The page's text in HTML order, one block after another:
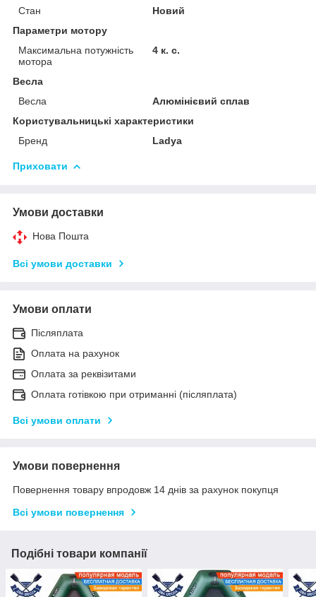
Стан
Новий
Параметри мотору
Максимальна потужність
мотора
4 к. с.
Весла
Весла
Алюмінієвий сплав
Користувальницькі характеристики
Бренд
Ladya
Приховати
Умови доставки
Нова Пошта
Всі умови доставки
Умови оплати
Післяплата
Оплата на рахунок
Оплата за реквізитами
Оплата готівкою при отриманні (післяплата)
Всі умови оплати
Умови повернення
Повернення товару впродовж 14 днів за рахунок покупця
Всі умови повернення
Подібні товари компанії